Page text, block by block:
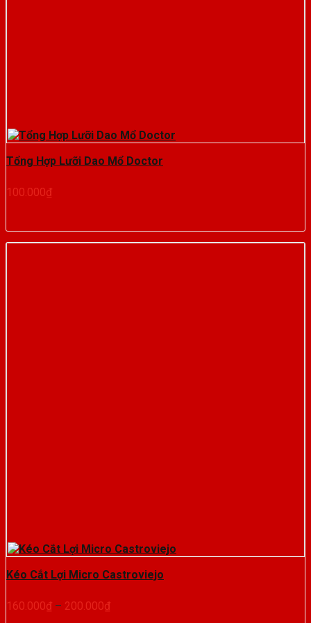
Tổng Hợp Lưỡi Dao Mổ Doctor
100.000₫
Kéo Cắt Lợi Micro Castroviejo
160.000₫ – 200.000₫Khoảng